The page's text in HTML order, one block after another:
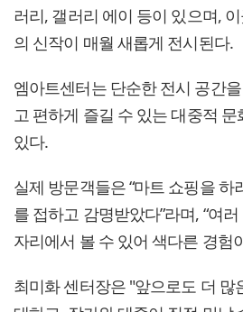
러리, 갤러리 에이 등이 있으며,
의 신작이 매월 새롭게 전시된다.
엠아트센터는 단순한 전시 공간
고 편하게 즐길 수 있는 대중적
있다.
실제 방문객들은 “마트 쇼핑을 하
를 접하고 감명받았다”라며, “여
자리에서 볼 수 있어 색다른 경험
최미화 센터장은 "앞으로도 더 많